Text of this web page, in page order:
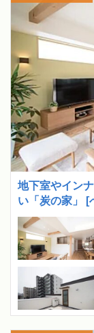
地下室やイン
い「炭の家」 [